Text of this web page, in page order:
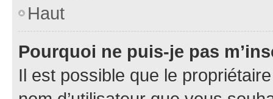
Haut
Pourquoi ne puis-je pas
Il est possible que le